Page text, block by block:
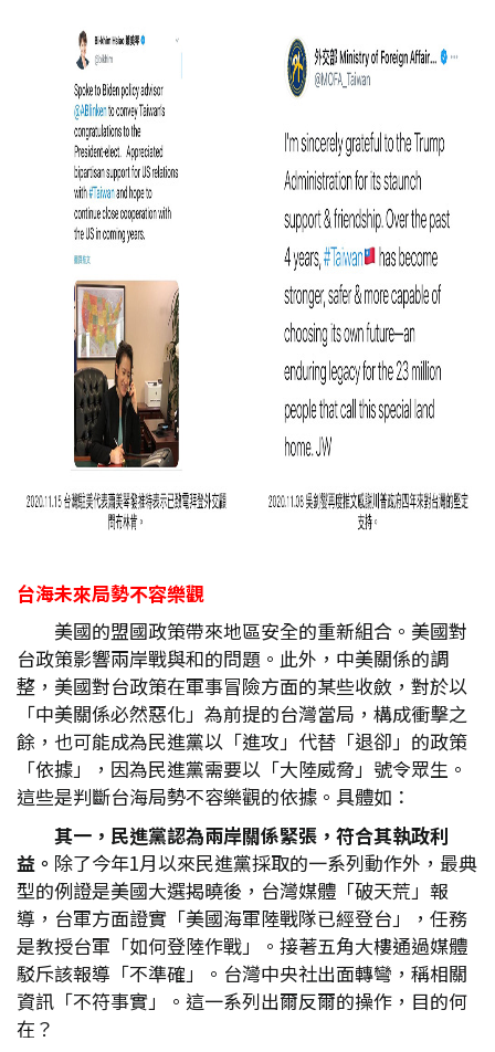
台海未來局勢不容樂觀
美國的盟國政策帶來地區安全的重新組合。美國對
台政策影響兩岸戰與和的問題。此外，中美關係的調
整，美國對台政策在軍事冒險方面的某些收斂，對於以
「中美關係必然惡化」為前提的台灣當局，構成衝擊之
餘，也可能成為民進黨以「進攻」代替「退卻」的政策
「依據」，因為民進黨需要以「大陸威脅」號令眾生。
這些是判斷台海局勢不容樂觀的依據。具體如：
其一，民進黨認為兩岸關係緊張，符合其執政利
益。 除了今年1月以來民進黨採取的一系列動作外，最典
型的例證是美國大選揭曉後，台灣媒體「破天荒」報
導，台軍方面證實「美國海軍陸戰隊已經登台」，任務
是教授台軍「如何登陸作戰」。接著五角大樓通過媒體
駁斥該報導「不準確」。台灣中央社出面轉彎，稱相關
資訊「不符事實」。這一系列出爾反爾的操作，目的何
在？